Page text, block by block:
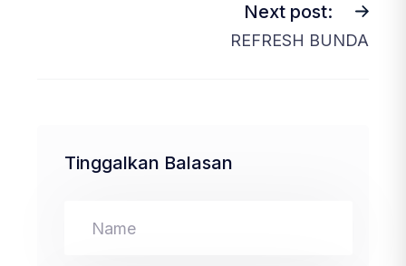
Next post:
REFRESH BUNDA
Tinggalkan Balasan